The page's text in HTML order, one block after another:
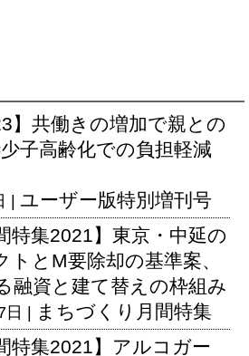
】共働きの増加で親との
子高齢化での負担軽減
| ユーザー版特別増刊号
特集2021】東京・中延の
とM要除却の基準案、
融資と建て替えの枠組み
|
まちづくり月間特集
特集2021】アルコガー